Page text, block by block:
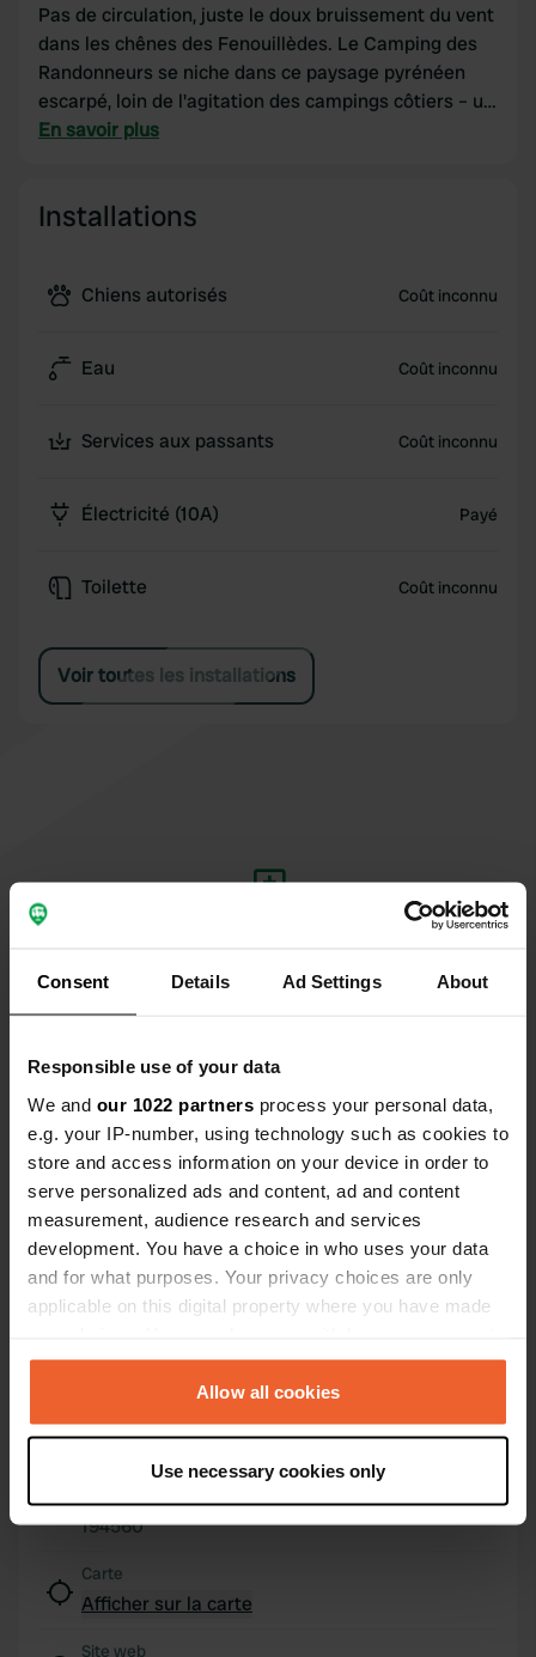
Consent Details Ad Settings About
Responsible use of your data
We and our 1022 partners process your personal data,
e.g. your IP-number, using technology such as cookies to
store and access information on your device in order to
serve personalized ads and content, ad and content
measurement, audience research and services
development. You have a choice in who uses your data
and for what purposes. Your privacy choices are only
applicable on this digital property where you have made
any time from the Cookie Declaration or by clicking on
the Privacy trigger icon.
Collect information about your geographical location
which can be accurate to within several meters
Identify your device by actively scanning it for
specific characteristics (fingerprinting)
Find out more about how your personal data is processed
Allow all cookies
Use necessary cookies only
Pas de circulation, juste le doux bruissement du vent
dans les chênes des Fenouillèdes. Le Camping des
Randonneurs se niche dans ce paysage pyrénéen
escarpé, loin de l'agitation des campings côtiers – un
havre de paix où se ressourcer pleinement. Vingt
randonneurs, les familles en quête d'espace ou les
le plus beau des souvenirs.
En savoir plus
Installations
Chiens autorisés Coût inconnu
Eau Coût inconnu
Services aux passants Coût inconnu
Électricité (10A) Payé
Toilette Coût inconnu
Voir toutes les installations
vous en pensez.
Contact
Emplacement
Camin Del Serrat D'en Leon 1
66220, Fenouillet, France
Coordonnées
42° 47' 21" N 2° 23' 6" E
Copie
42.7892 2.38503
194560
Carte
Afficher sur la carte
Site web